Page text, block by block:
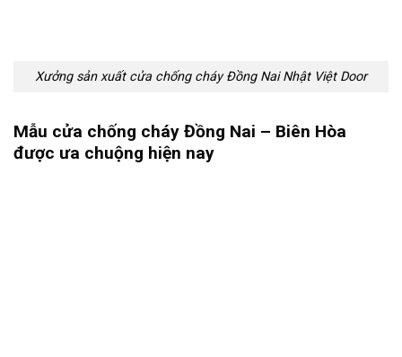
Xưởng sản xuất cửa chống cháy Đồng Nai Nhật Việt Door
Mẫu cửa chống cháy Đồng Nai – Biên Hòa
được ưa chuộng hiện nay